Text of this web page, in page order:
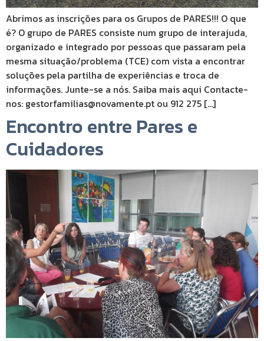
Abrimos as inscrições para os Grupos de PARES!!! O que
é? O grupo de PARES consiste num grupo de interajuda,
organizado e integrado por pessoas que passaram pela
mesma situação/problema (TCE) com vista a encontrar
soluções pela partilha de experiências e troca de
informações. Junte-se a nós. Saiba mais aqui Contacte-
nos: gestorfamilias@novamente.pt ou 912 275 […]
Encontro entre Pares e
Cuidadores